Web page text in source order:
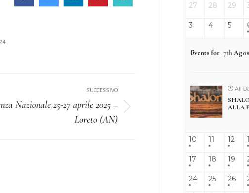
SUCCESSIVO
Nazionale 25-27 aprile 2025 –
Loreto (AN)
27 28 29
3 4 5
Events for 7th
All
ALLA
10 11 12
17 18 19
24 25 26